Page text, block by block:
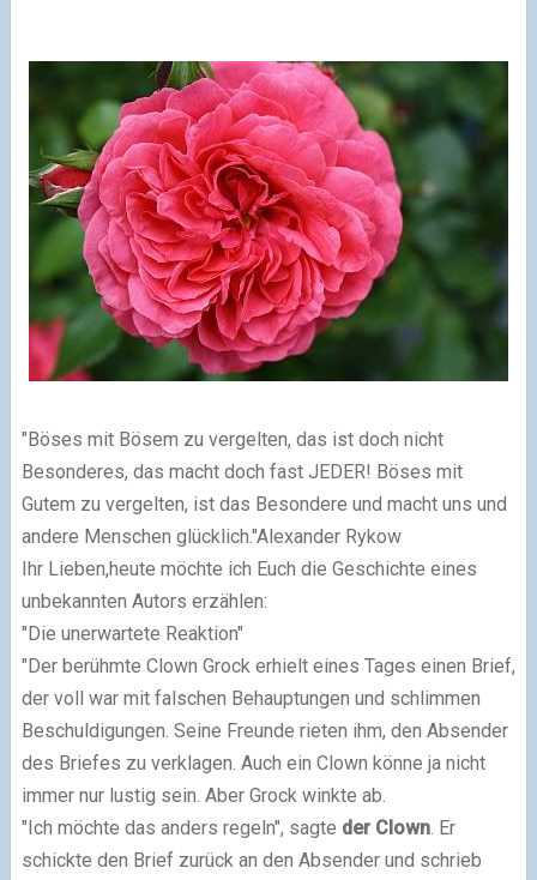
"Böses mit Bösem zu vergelten, das ist doch nicht
Besonderes, das macht doch fast JEDER! Böses mit
Gutem zu vergelten, ist das Besondere und macht uns und
andere Menschen glücklich."Alexander Rykow
Ihr Lieben,heute möchte ich Euch die Geschichte eines
unbekannten Autors erzählen:
"Die unerwartete Reaktion"
"Der berühmte Clown Grock erhielt eines Tages einen Brief,
der voll war mit falschen Behauptungen und schlimmen
Beschuldigungen. Seine Freunde rieten ihm, den Absender
des Briefes zu verklagen. Auch ein Clown könne ja nicht
immer nur lustig sein. Aber Grock winkte ab.
"Ich möchte das anders regeln", sagte der Clown. Er
schickte den Brief zurück an den Absender und schrieb